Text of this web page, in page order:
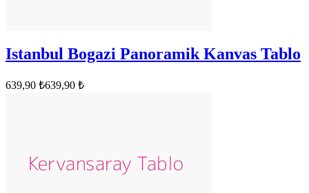
Istanbul Bogazi Panoramik Kanvas Tablo
639,90 ₺639,90 ₺